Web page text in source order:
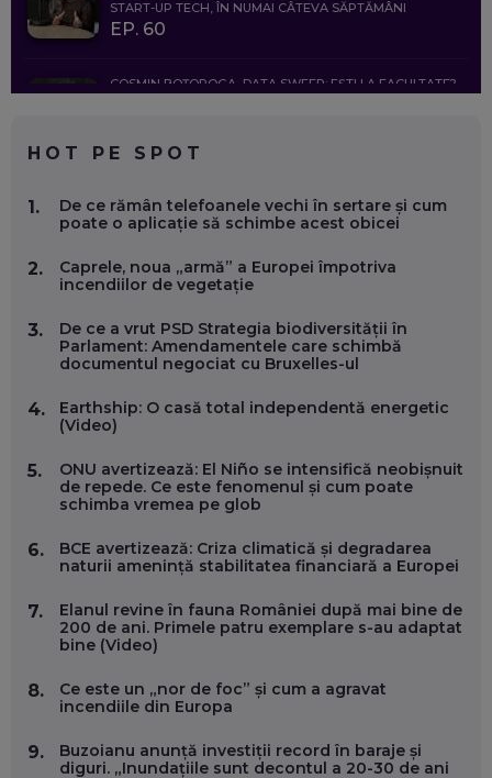
START-UP TECH, ÎN NUMAI CÂTEVA SĂPTĂMÂNI
EP. 60
COSMIN BOȚOROGA, DATA SWEEP: EȘTI LA FACULTATE?
FOLOSEȘTI TEHNOLOGIA CA SĂ FII MAI BUN LA JOB. ȘI CUM
SE VA SCHIMBA MUNCA, ÎN URMĂTORII ANI
FOLOSEȘTI TEHNOLOGIA CA SĂ ÎȚI DESCHIZI DRUMUL
CĂTRE ARTĂ, LA NIVEL GLOBAL
EP. 57
ANDREI AVĂDANEI, BIT SENTINEL: CUM ÎȚI PROTEJEZI
EFICIENT VIAȚA ONLINE. ȘI CARE SUNT PRIMII PAȘI ÎNTR-O
EP. 56
ÎNVAȚĂ AEO ȘI GEO!
EP. 55
OLIVIU MATEI, HOLISUN: SOFTWARE DE LA CLUJ PENTRU
WASHINGTON, OCHELARI INTELIGENȚI ȘI FERME
EP. 54
VALENTIN VANCEA, CEO AL PATRIA BANK: AUTOMATIZĂM
PROCESE, DAR CE FACEM CÂND PICĂ BAZA DE DATE, LA
HOT PE SPOT
1.
De ce rămân telefoanele vechi în sertare și cum
poate o aplicație să schimbe acest obicei
2.
Caprele, noua „armă” a Europei împotriva
incendiilor de vegetație
3.
De ce a vrut PSD Strategia biodiversității în
Parlament: Amendamentele care schimbă
documentul negociat cu Bruxelles-ul
4.
Earthship: O casă total independentă energetic
(Video)
5.
ONU avertizează: El Niño se intensifică neobișnuit
de repede. Ce este fenomenul și cum poate
schimba vremea pe glob
6.
BCE avertizează: Criza climatică și degradarea
naturii amenință stabilitatea financiară a Europei
7.
Elanul revine în fauna României după mai bine de
200 de ani. Primele patru exemplare s-au adaptat
bine (Video)
8.
Ce este un „nor de foc” și cum a agravat
incendiile din Europa
9.
Buzoianu anunță investiții record în baraje și
diguri. „Inundațiile sunt decontul a 20-30 de ani